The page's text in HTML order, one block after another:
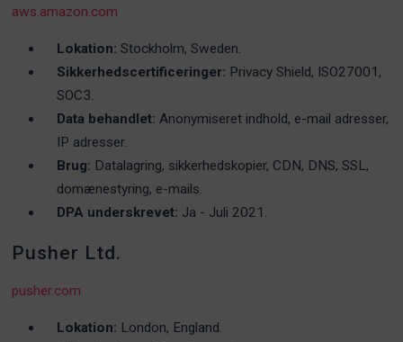
aws.amazon.com
Lokation: Stockholm, Sweden.
Sikkerhedscertificeringer: Privacy Shield, ISO27001,
SOC3.
Data behandlet: Anonymiseret indhold, e-mail adresser,
IP adresser.
Brug: Datalagring, sikkerhedskopier, CDN, DNS, SSL,
domænestyring, e-mails.
DPA underskrevet: Ja - Juli 2021.
Pusher Ltd.
pusher.com
Lokation: London, England.